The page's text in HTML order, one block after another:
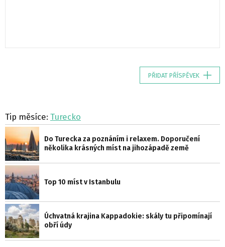
PŘIDAT PŘÍSPĚVEK
Tip měsíce: Turecko
Do Turecka za poznáním i relaxem. Doporučení
několika krásných míst na jihozápadě země
Top 10 míst v Istanbulu
Úchvatná krajina Kappadokie: skály tu připomínají
obří údy